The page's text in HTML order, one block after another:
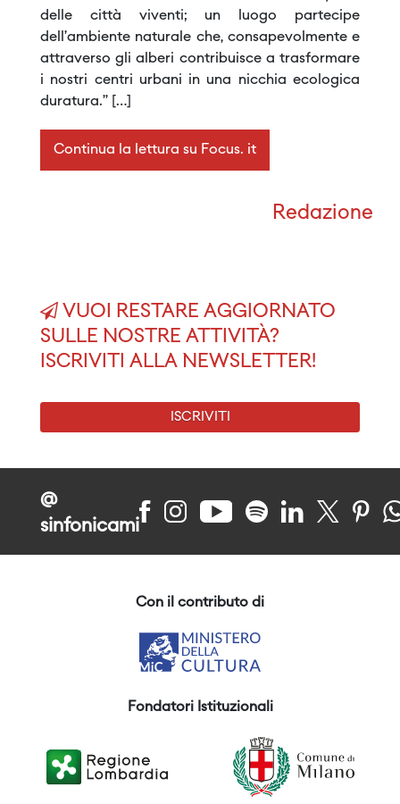
delle città viventi; un luogo partecipe
dell’ambiente naturale che, consapevolmente e
attraverso gli alberi contribuisce a trasformare
i nostri centri urbani in una nicchia ecologica
duratura.” […]
Continua la lettura su Focus. it
Redazione
VUOI RESTARE AGGIORNATO
SULLE NOSTRE ATTIVITÀ?
ISCRIVITI ALLA NEWSLETTER!
ISCRIVITI
@
sinfonicami
Con il contributo di
Fondatori Istituzionali